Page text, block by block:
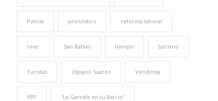
Policía pronóstico reforma laboral
river San Rafael tiempo turismo
Turistas Ulpiano Suarez Vendimia
YPF “La Garrafa en tu Barrio”